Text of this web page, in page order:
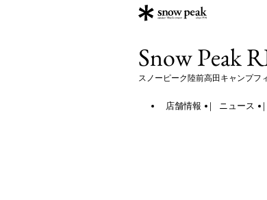
Snow Peak
スノーピーク陸前高田キャンプフ
店舗情報 ニュース